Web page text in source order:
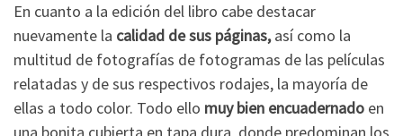
En cuanto a la edición del libro cabe destacar
nuevamente la calidad de sus páginas,así como la
multitud de fotografías de fotogramas de las películas
relatadas y de sus respectivos rodajes, la mayoría de
ellas a todo color. Todo ello muy bien encuadernado en